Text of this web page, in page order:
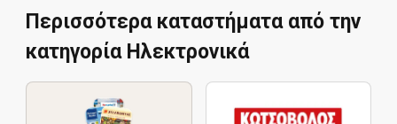
Περισσότερα καταστήματα από την
κατηγορία Hλεκτρονικά